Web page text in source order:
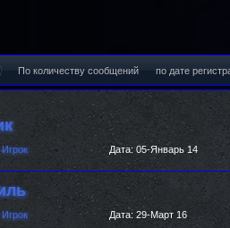
По количеству сообщений по дате
Игрок Дата: 05-Январь 14
Игрок Дата: 29-Март 16